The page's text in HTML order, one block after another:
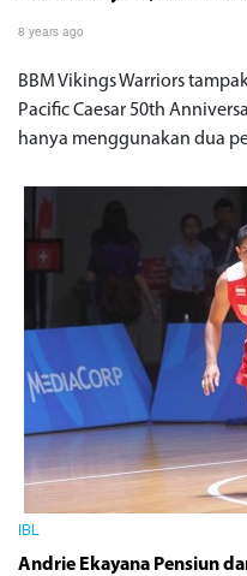
8 years ago
BBM Vikings Warriors
Pacific Caesar 50th
hanya menggunakan dua
IBL
Andrie Ekayana Pensiun